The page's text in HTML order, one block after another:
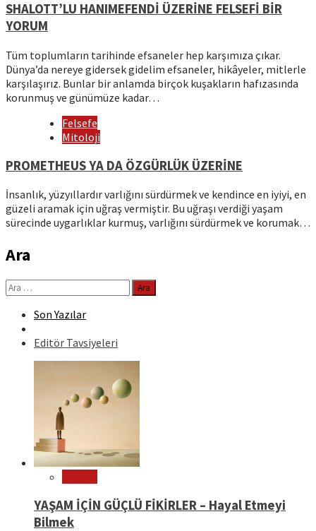
SHALOTT’LU HANIMEFENDİ ÜZERİNE FELSEFİ BİR
YORUM
Tüm toplumların tarihinde efsaneler hep karşımıza çıkar.
Dünya’da nereye gidersek gidelim efsaneler, hikâyeler, mitlerle
karşılaşırız. Bunlar bir anlamda birçok kuşakların hafızasında
korunmuş ve günümüze kadar…
Felsefe
Mitoloji
PROMETHEUS YA DA ÖZGÜRLÜK ÜZERİNE
İnsanlık, yüzyıllardır varlığını sürdürmek ve kendince en iyiyi, en
güzeli aramak için uğraş vermiştir. Bu uğraşı verdiği yaşam
sürecinde uygarlıklar kurmuş, varlığını sürdürmek ve korumak…
Ara
Arama:
Son Yazılar
Editör Tavsiyeleri
YAŞAM İÇİN GÜÇLÜ FİKİRLER – Hayal Etmeyi
Bilmek